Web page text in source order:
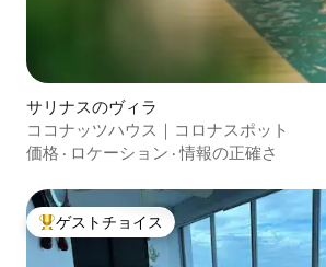
サリナスのヴィラ
ココナッツハウス｜コロナスポット
価格 · ロケーション ·情報の正確さ
大好評のゲストチョイスです。
ゲストチョイス